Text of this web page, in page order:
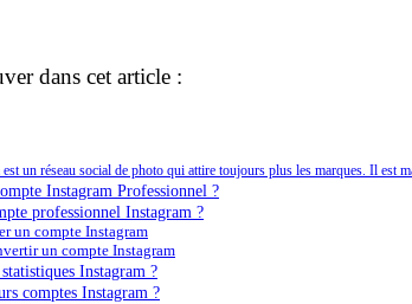
dans cet article :
un réseau social de photo qui attire toujours plus les marques. Il est
Instagram Professionnel ?
professionnel Instagram ?
un compte Instagram
un compte Instagram
Instagram ?
comptes Instagram ?